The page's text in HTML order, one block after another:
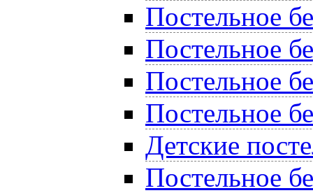
Постельное
Постельное
Постельное
Постельное
Детские
Постельное